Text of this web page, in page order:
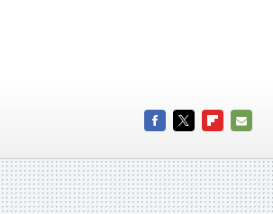
MAIL